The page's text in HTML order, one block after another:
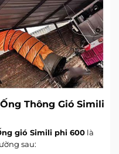
Thông Gió Simili
gió Simili phi 600 là
sau: